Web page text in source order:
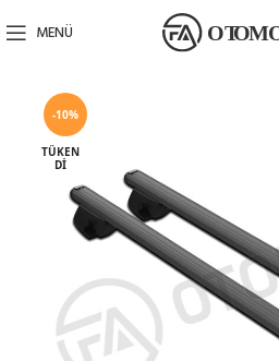
MENÜ
-10%
TÜKEN
DI